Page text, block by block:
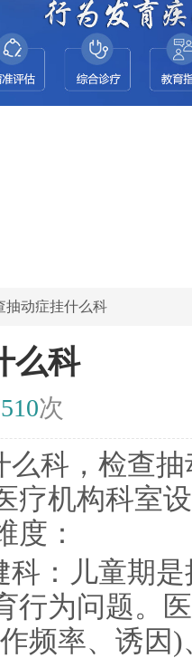
抽动症挂什么科
么科
510次
么科，检查
疗机构科室
度：
科：儿童期
行为问题。
频率、诱因